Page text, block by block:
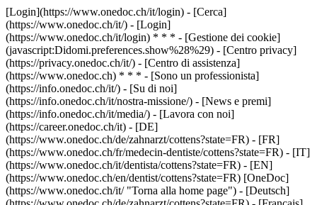
[Login](https://www.onedoc.ch/it/login) - [Cerca]
(https://www.onedoc.ch/it/) - [Login]
(https://www.onedoc.ch/it/login) * * * - [Gestione dei cookie]
(javascript:Didomi.preferences.show%28%29) - [Centro privacy]
(https://privacy.onedoc.ch/it/) - [Centro di assistenza]
(https://www.onedoc.ch) * * * - [Sono un professionista]
(https://info.onedoc.ch/it/) - [Su di noi]
(https://info.onedoc.ch/it/nostra-missione/) - [News e premi]
(https://info.onedoc.ch/it/media/) - [Lavora con noi]
(https://career.onedoc.ch/it) - [DE]
(https://www.onedoc.ch/de/zahnarzt/cottens?state=FR) - [FR]
(https://www.onedoc.ch/fr/medecin-dentiste/cottens?state=FR) - [IT]
(https://www.onedoc.ch/it/dentista/cottens?state=FR) - [EN]
(https://www.onedoc.ch/en/dentist/cottens?state=FR) [OneDoc]
(https://www.onedoc.ch/it/ "Torna alla home page") - [Deutsch]